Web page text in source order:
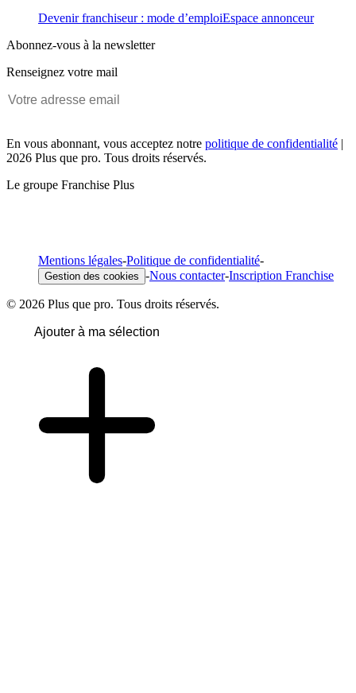
Devenir franchiseur : mode d’emploiEspace annonceur
Abonnez-vous à la newsletter
Renseignez votre mail
En vous abonnant, vous acceptez notre politique de confidentialité |
2026 Plus que pro. Tous droits réservés.
Le groupe Franchise Plus
Mentions légales-Politique de confidentialité-
Gestion des cookies -Nous contacter-Inscription Franchise
© 2026 Plus que pro. Tous droits réservés.
Ajouter à ma sélection